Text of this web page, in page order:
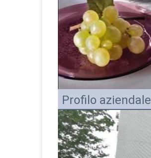
Profilo aziendale